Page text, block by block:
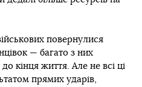
повернулися
— багато з них
кінця життя. Але не всі ці
прямих ударів,